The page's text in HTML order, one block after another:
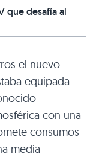
que desafía al
el nuevo
equipada
con una
consumos
media